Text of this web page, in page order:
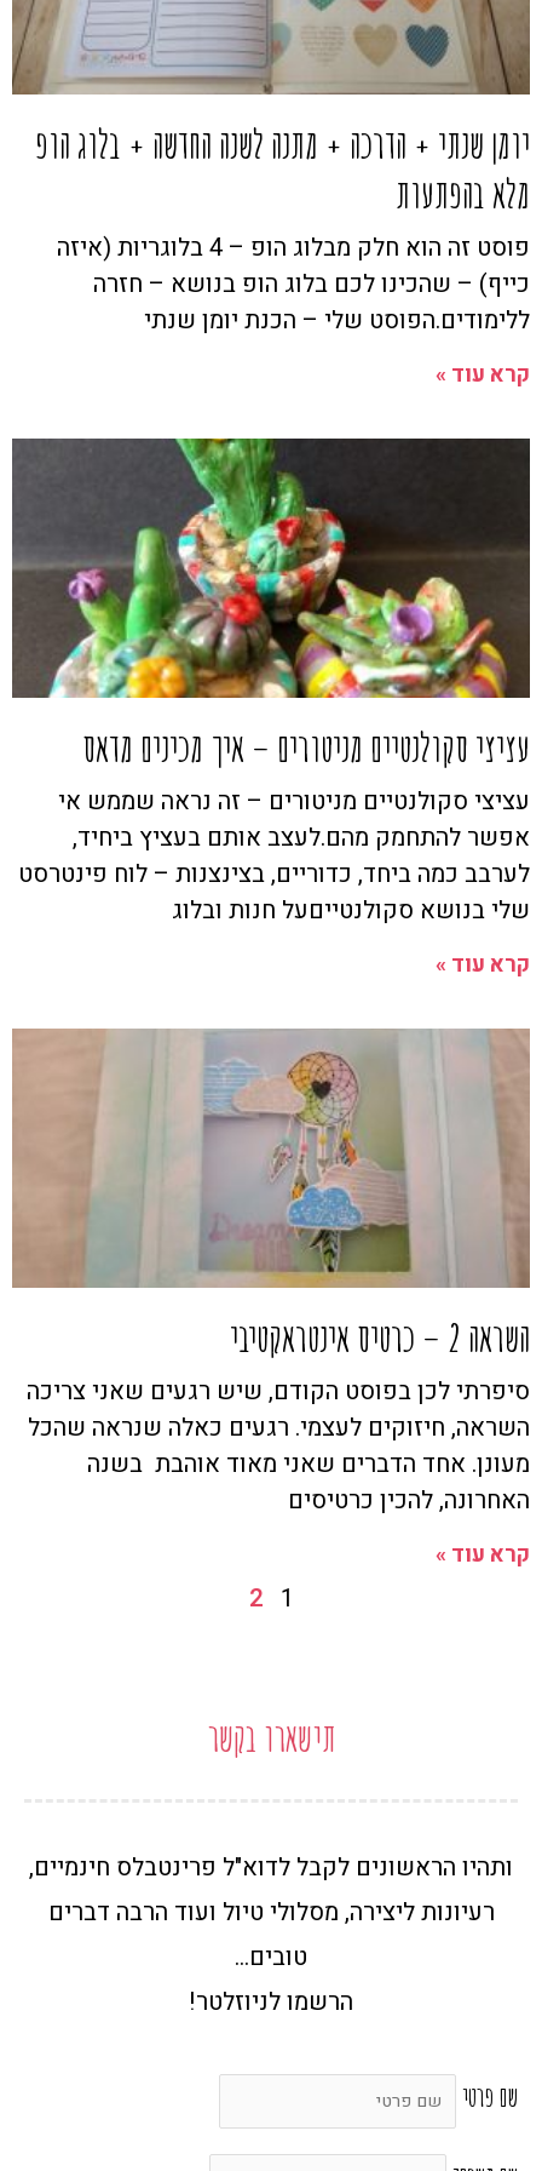
יומן שנתי + הדרכה + מתנה לשנה החדשה + בלוג הופ
מלא בהפתעות
פוסט זה הוא חלק מבלוג הופ – 4 בלוגריות (איזה
כייף) – שהכינו לכם בלוג הופ בנושא – חזרה
ללימודים.הפוסט שלי – הכנת יומן שנתי
קרא עוד »
עציצי סקולנטיים מניטורים – איך מכינים מדאס
עציצי סקולנטיים מניטורים – זה נראה שממש אי
אפשר להתחמק מהם.לעצב אותם בעציץ ביחיד,
לערבב כמה ביחד, כדוריים, בצינצנות – לוח פינטרסט
שלי בנושא סקולנטייםעל חנות ובלוג
קרא עוד »
השראה 2 – כרטיס אינטראקטיבי
סיפרתי לכן בפוסט הקודם, שיש רגעים שאני צריכה
השראה, חיזוקים לעצמי. רגעים כאלה שנראה שהכל
מעונן. אחד הדברים שאני מאוד אוהבת בשנה
האחרונה, להכין כרטיסים
קרא עוד »
1
2
תישארו בקשר
ותהיו הראשונים לקבל לדוא"ל פרינטבלס חינמיים,
רעיונות ליצירה, מסלולי טיול ועוד הרבה דברים
טובים…
הרשמו לניוזלטר!
שם פרטי